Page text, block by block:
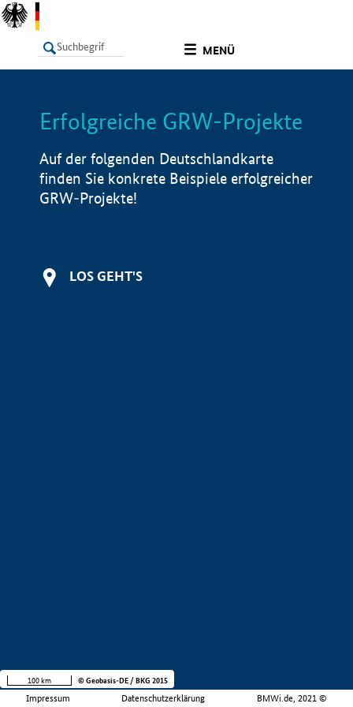
MENÜ
LISTE Info
Erfolgreiche GRW-Projekte
Auf der folgenden Deutschlandkarte
finden Sie konkrete Beispiele erfolgreicher
GRW-Projekte!
LOS GEHT'S
Impressum Datenschutzerklärung BMWi.de, 2021 ©
100 km © Geobasis-DE / BKG 2015